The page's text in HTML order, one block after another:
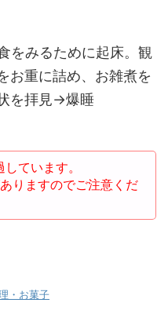
をみるために起床。観
重に詰め、お雑煮を
を拝見→爆睡
ています。
りますのでご注意くだ
・お菓子